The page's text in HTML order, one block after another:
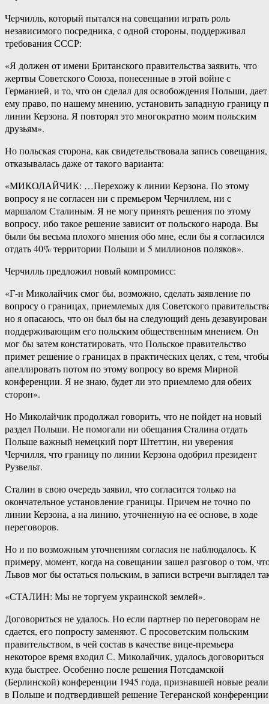
Черчилль, который пытался на совещании играть роль
независимого посредника, с одной стороны, поддерживал
требования СССР:
«Я должен от имени Британского правительства заявить, что
жертвы Советского Союза, понесенные в этой войне с
Германией, и то, что он сделал для освобождения Польши, дает
ему право, по нашему мнению, установить западную границу
линии Керзона. Я повторял это многократно моим польским
друзьям».
Но польская сторона, как свидетельствовала запись совещания,
отказывалась даже от такого варианта:
«МИКОЛАЙЧИК: …Перехожу к линии Керзона. По этому
вопросу я не согласен ни с премьером Черчиллем, ни с
маршалом Сталиным. Я не могу принять решения по этому
вопросу, ибо такое решение зависит от польского народа. Вы
были бы весьма плохого мнения обо мне, если бы я согласился
отдать 40% территории Польши и 5 миллионов поляков».
Черчилль предложил новый компромисс:
«Г-н Миколайчик смог бы, возможно, сделать заявление по
вопросу о границах, приемлемых для Советского
но я опасаюсь, что он был бы на следующий день дезавуирован
поддерживающим его польским общественным мнением. Он
мог бы затем констатировать, что Польское правительство
примет решение о границах в практических целях, с тем, чтобы
апеллировать потом по этому вопросу во время Мирной
конференции. Я не знаю, будет ли это приемлемо для обеих
сторон».
Но Миколайчик продолжал говорить, что не пойдет на новый
раздел Польши. Не помогали ни обещания Сталина отдать
Польше важный немецкий порт Штеттин, ни уверения
Черчилля, что границу по линии Керзона одобрил президент
Рузвельт.
Сталин в свою очередь заявил, что согласится только на
окончательное установление границы. Причем не точно по
линии Керзона, а на линию, уточненную на ее основе, в ходе
переговоров.
Но и по возможным уточнениям согласия не наблюдалось. К
примеру, момент, когда на совещании зашел разговор о том,
Львов мог бы остаться польским, в записи встречи выглядел
«СТАЛИН: Мы не торгуем украинской землей».
Договориться не удалось. Но если партнер по переговорам не
сдается, его попросту заменяют. С просоветским польским
правительством, в чей состав в качестве вице-премьера
некоторое время входил С. Миколайчик, удалось договориться
куда быстрее. Особенно после решения Потсдамской
(Берлинской) конференции 1945 года, признавшей новые
в Польше и подтвердившей решение Тегеранской